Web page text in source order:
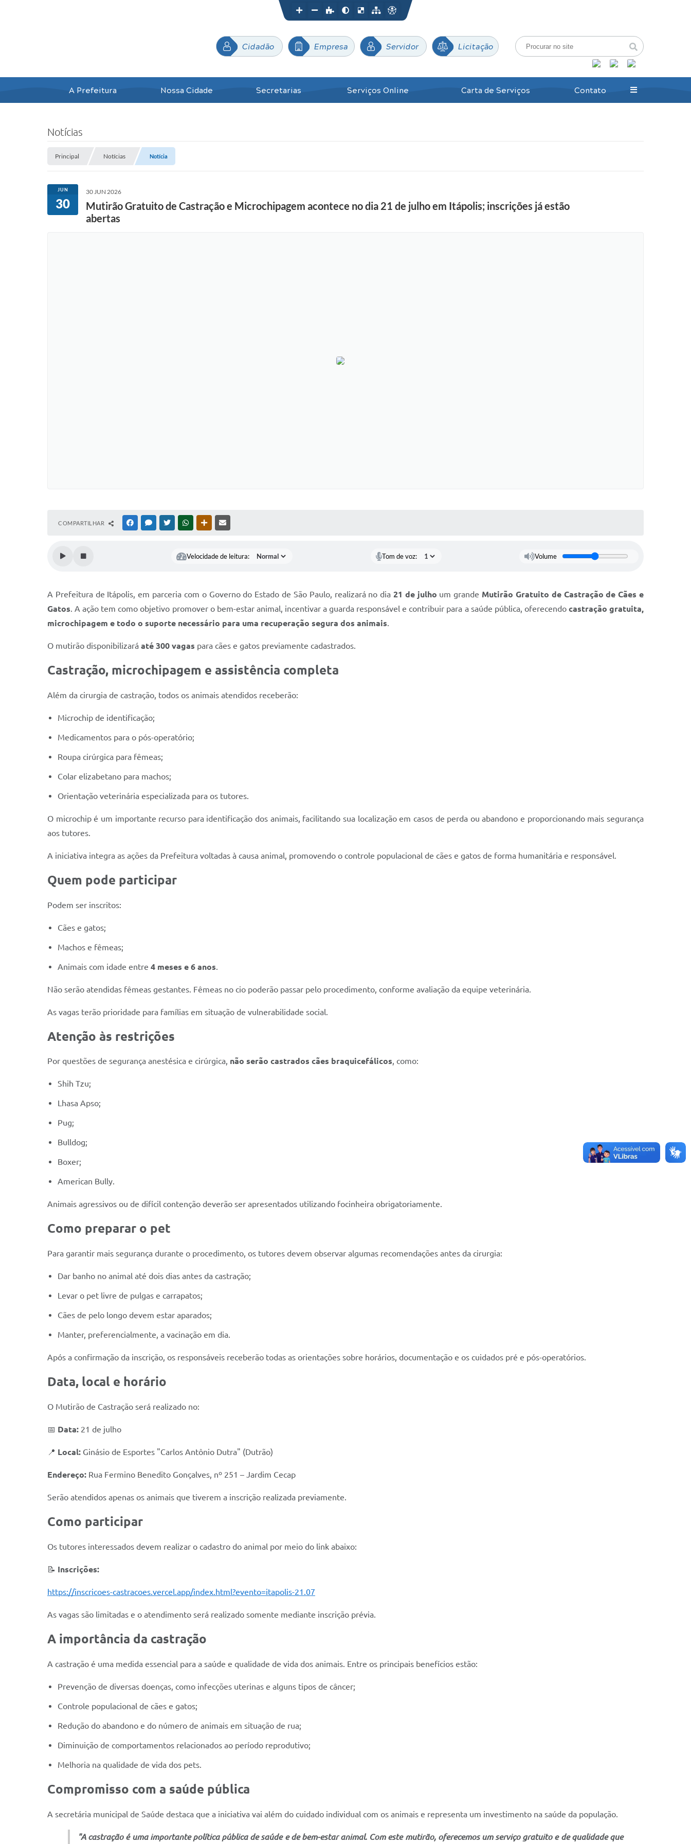
Cidadão Empresa Servidor Licitação
A Prefeitura Nossa Cidade Secretarias Serviços Online Carta de Serviços Contato
Notícias
Principal Notícias Notícia
JUN
30
30 JUN 2026
Mutirão Gratuito de Castração e Microchipagem acontece no dia 21 de julho em Itápolis; inscrições já estão
abertas
COMPARTILHAR FACEBOOKMESSENGER
TWITTERWHATSAPPOUTRAS MÍDIAS
Velocidade de leitura: Tom de voz: Volume
A Prefeitura de Itápolis, em parceria com o Governo do Estado de São Paulo, realizará no dia 21 de julho um grande Mutirão Gratuito de Castração de Cães e
Gatos. A ação tem como objetivo promover o bem-estar animal, incentivar a guarda responsável e contribuir para a saúde pública, oferecendo castração gratuita,
microchipagem e todo o suporte necessário para uma recuperação segura dos animais.
O mutirão disponibilizará até 300 vagas para cães e gatos previamente cadastrados.
Castração, microchipagem e assistência completa
Além da cirurgia de castração, todos os animais atendidos receberão:
Microchip de identificação;
Medicamentos para o pós-operatório;
Roupa cirúrgica para fêmeas;
Colar elizabetano para machos;
Orientação veterinária especializada para os tutores.
O microchip é um importante recurso para identificação dos animais, facilitando sua localização em casos de perda ou abandono e proporcionando mais segurança
aos tutores.
A iniciativa integra as ações da Prefeitura voltadas à causa animal, promovendo o controle populacional de cães e gatos de forma humanitária e responsável.
Quem pode participar
Podem ser inscritos:
Cães e gatos;
Machos e fêmeas;
Animais com idade entre 4 meses e 6 anos.
Não serão atendidas fêmeas gestantes. Fêmeas no cio poderão passar pelo procedimento, conforme avaliação da equipe veterinária.
As vagas terão prioridade para famílias em situação de vulnerabilidade social.
Atenção às restrições
Por questões de segurança anestésica e cirúrgica, não serão castrados cães braquicefálicos, como:
Shih Tzu;
Lhasa Apso;
Pug;
Bulldog;
Boxer;
American Bully.
Animais agressivos ou de difícil contenção deverão ser apresentados utilizando focinheira obrigatoriamente.
Como preparar o pet
Para garantir mais segurança durante o procedimento, os tutores devem observar algumas recomendações antes da cirurgia:
Dar banho no animal até dois dias antes da castração;
Levar o pet livre de pulgas e carrapatos;
Cães de pelo longo devem estar aparados;
Manter, preferencialmente, a vacinação em dia.
Após a confirmação da inscrição, os responsáveis receberão todas as orientações sobre horários, documentação e os cuidados pré e pós-operatórios.
Data, local e horário
O Mutirão de Castração será realizado no:
📅 Data: 21 de julho
📍 Local: Ginásio de Esportes "Carlos Antônio Dutra" (Dutrão)
Endereço: Rua Fermino Benedito Gonçalves, nº 251 – Jardim Cecap
Serão atendidos apenas os animais que tiverem a inscrição realizada previamente.
Como participar
Os tutores interessados devem realizar o cadastro do animal por meio do link abaixo:
📝 Inscrições:
https://inscricoes-castracoes.vercel.app/index.html?evento=itapolis-21.07
As vagas são limitadas e o atendimento será realizado somente mediante inscrição prévia.
A importância da castração
A castração é uma medida essencial para a saúde e qualidade de vida dos animais. Entre os principais benefícios estão:
Prevenção de diversas doenças, como infecções uterinas e alguns tipos de câncer;
Controle populacional de cães e gatos;
Redução do abandono e do número de animais em situação de rua;
Diminuição de comportamentos relacionados ao período reprodutivo;
Melhoria na qualidade de vida dos pets.
Compromisso com a saúde pública
A secretária municipal de Saúde destaca que a iniciativa vai além do cuidado individual com os animais e representa um investimento na saúde da população.
"A castração é uma importante política pública de saúde e de bem-estar animal. Com este mutirão, oferecemos um serviço gratuito e de qualidade que